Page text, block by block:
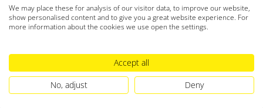
Kontakt Über uns
Impressum
Hinweisgebersystem
Umgang mit KI
We may place these for analysis of our visitor data, to improve our website,
show personalised content and to give you a great website experience. For
more information about the cookies we use open the settings.
Accept all
No, adjust
Deny